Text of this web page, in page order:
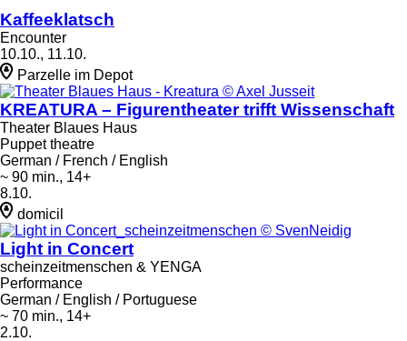
Kaffeeklatsch
Encounter
10.10., 11.10.
Parzelle im Depot
KREATURA – Figurentheater trifft Wissenschaft
Theater Blaues Haus
Puppet theatre
German / French / English
~ 90 min., 14+
8.10.
domicil
Light in Concert
scheinzeitmenschen & YENGA
Performance
German / English / Portuguese
~ 70 min., 14+
2.10.